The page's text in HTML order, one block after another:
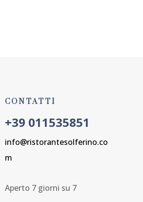
CONTATTI
+39 011535851
info@ristorantesolferino.co
m
Aperto 7 giorni su 7